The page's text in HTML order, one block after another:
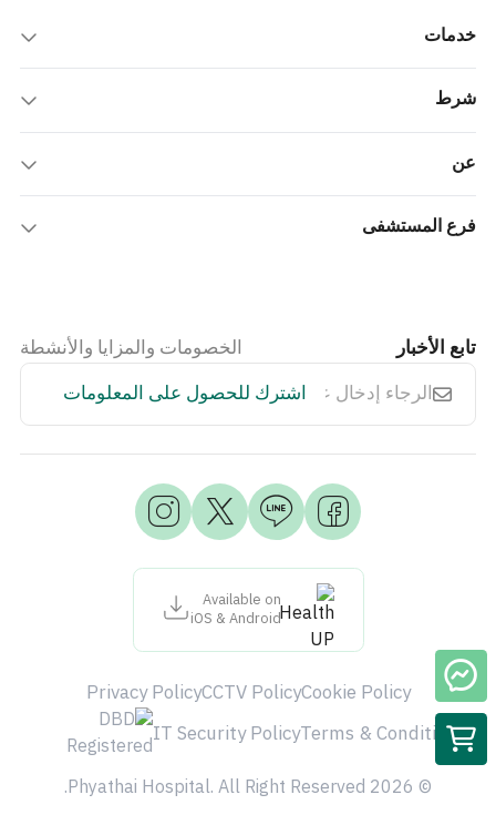
خدمات
شرط
عن
فرع المستشفى
Available on
iOS & Android
تابع الأخبار
الخصومات والمزايا والأنشطة
اشترك للحصول على المعلومات
© 2026 Phyathai Hospital. All Right Reserved.
Cookie Policy
CCTV Policy
Privacy Policy
Terms & Condition
IT Security Policy